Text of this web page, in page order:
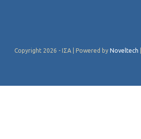
Copyright 2026 - ΙΣΑ | Powered by Noveltech